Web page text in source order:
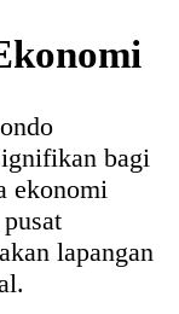
bagi
ekonomi
lapangan